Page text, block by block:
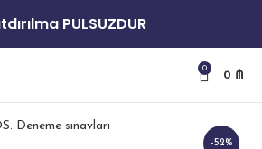
PULSUZDUR
0
0 ₼
-52%